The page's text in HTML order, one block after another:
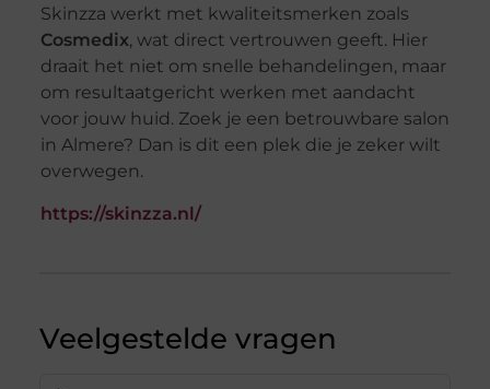
Skinzza werkt met kwaliteitsmerken zoals
Cosmedix, wat direct vertrouwen geeft. Hier
draait het niet om snelle behandelingen, maar
om resultaatgericht werken met aandacht
voor jouw huid. Zoek je een betrouwbare salon
in Almere? Dan is dit een plek die je zeker wilt
overwegen.
https://skinzza.nl/
Veelgestelde vragen